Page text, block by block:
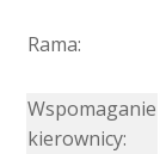
Rama:
Wspomaganie
kierownicy: